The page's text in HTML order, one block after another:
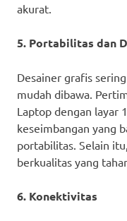
akurat.
5. Portabilitas dan
Desainer grafis
mudah dibawa.
Laptop dengan layar
keseimbangan yang
portabilitas. Selain
berkualitas yang
6. Konektivitas